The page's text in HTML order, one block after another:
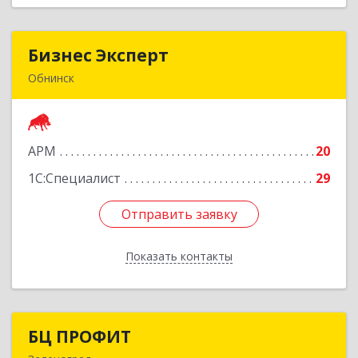
Бизнес Эксперт
Обнинск
АРМ
20
1С:Специалист
29
Отправить заявку
Показать контакты
Подробнее
Отправить заявку
Назад
БЦ ПРОФИТ